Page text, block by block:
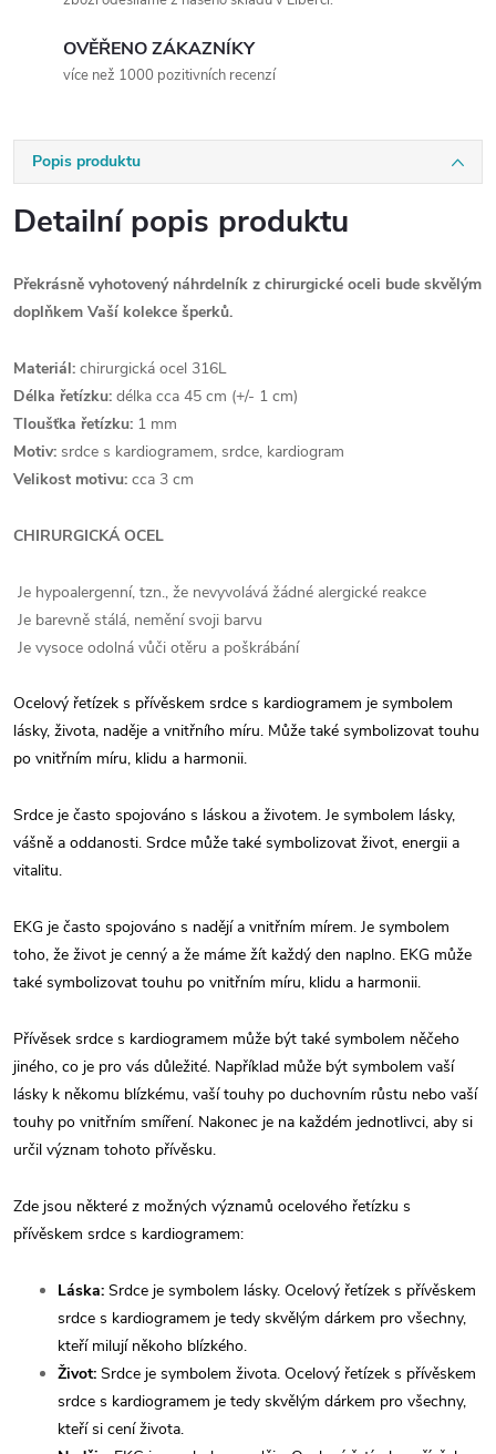
OVĚŘENO ZÁKAZNÍKY
více než 1000 pozitivních recenzí
Popis produktu
Detailní popis produktu
Překrásně vyhotovený náhrdelník z chirurgické oceli bude skvělým
doplňkem Vaší kolekce šperků.
Materiál: chirurgická ocel 316L
Délka řetízku: délka cca 45 cm (+/- 1 cm)
Tloušťka řetízku: 1 mm
Motiv: srdce s kardiogramem, srdce, kardiogram
Velikost motivu: cca 3 cm
CHIRURGICKÁ OCEL
Je hypoalergenní, tzn., že nevyvolává žádné alergické reakce
Je barevně stálá, nemění svoji barvu
Je vysoce odolná vůči otěru a poškrábání
Ocelový řetízek s přívěskem srdce s kardiogramem je symbolem
lásky, života, naděje a vnitřního míru. Může také symbolizovat touhu
po vnitřním míru, klidu a harmonii.
Srdce je často spojováno s láskou a životem. Je symbolem lásky,
vášně a oddanosti. Srdce může také symbolizovat život, energii a
vitalitu.
EKG je často spojováno s nadějí a vnitřním mírem. Je symbolem
toho, že život je cenný a že máme žít každý den naplno. EKG může
také symbolizovat touhu po vnitřním míru, klidu a harmonii.
Přívěsek srdce s kardiogramem může být také symbolem něčeho
jiného, co je pro vás důležité. Například může být symbolem vaší
lásky k někomu blízkému, vaší touhy po duchovním růstu nebo vaší
touhy po vnitřním smíření. Nakonec je na každém jednotlivci, aby si
určil význam tohoto přívěsku.
Zde jsou některé z možných významů ocelového řetízku s
přívěskem srdce s kardiogramem:
Láska: Srdce je symbolem lásky. Ocelový řetízek s přívěskem
srdce s kardiogramem je tedy skvělým dárkem pro všechny,
kteří milují někoho blízkého.
Život: Srdce je symbolem života. Ocelový řetízek s přívěskem
srdce s kardiogramem je tedy skvělým dárkem pro všechny,
kteří si cení života.